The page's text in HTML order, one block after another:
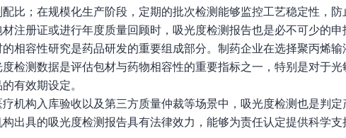
比；在规模化生产阶段，定期的批次检测能够监控工艺稳定性，
注册证或进行年度质量回顾时，吸光度检测报告也是必不可少的申
相容性研究是药品研发的重要组成部分。制药企业在选择聚丙烯
检测数据是评估包材与药物相容性的重要指标之一，特别是对于
有效期设定。
机构入库验收以及第三方质量仲裁等场景中，吸光度检测也是判
出具的吸光度检测报告具有法律效力，能够为责任认定提供科学支